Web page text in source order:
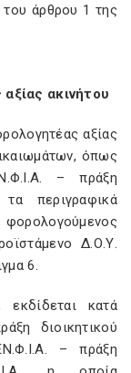
άρθρου 1 της
ακινήτου
αξίας
όπως
– πράξη
περιγραφικά
Δ.Ο.Υ.
6.
κατά
διοικητικού
– πράξη